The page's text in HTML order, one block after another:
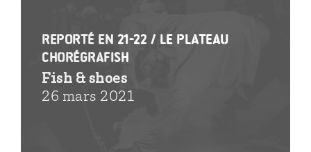
Reporté en 21-22 / Le plateau
ChorégraFish
Fish & shoes
26 mars 2021